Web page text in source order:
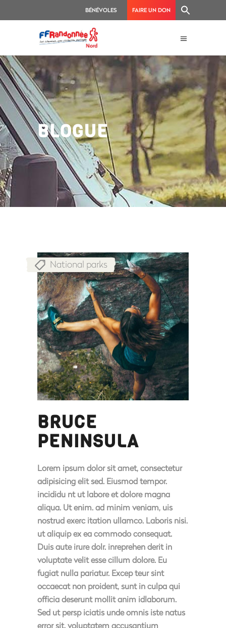
BÉNÉVOLES FAIRE UN DON
BLOGUE
National parks
BRUCE
PENINSULA
Lorem ipsum dolor sit amet, consectetur
adipisicing elit sed. Eiusmod tempor.
incididu nt ut labore et dolore magna
aliqua. Ut enim. ad minim veniam, uis
nostrud exerc itation ullamco. Laboris nisi.
ut aliquip ex ea commodo consequat.
Duis aute irure dolr. inreprehen derit in
voluptate velit esse cillum dolore. Eu
fugiat nulla pariatur. Excep teur sint
occaecat non proident, sunt in culpa qui
officia deserunt mollit anim idlaborum.
Sed ut persp iciatis unde omnis iste natus
error sit. voluptatem accusantium